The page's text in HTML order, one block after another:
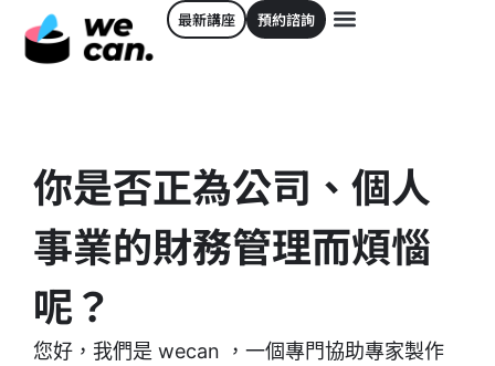
最新講座 預約諮詢
你是否正為公司、個人
事業的財務管理而煩惱
呢？
您好，我們是 wecan ，一個專門協助專家製作